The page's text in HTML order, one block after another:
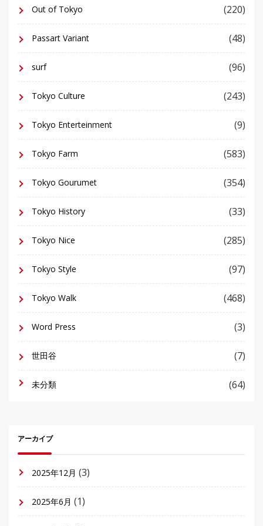
Out of Tokyo (220)
Passart Variant (48)
surf (96)
Tokyo Culture (243)
Tokyo Enterteinment (9)
Tokyo Farm (583)
Tokyo Gourumet (354)
Tokyo History (33)
Tokyo Nice (285)
Tokyo Style (97)
Tokyo Walk (468)
Word Press (3)
世田谷 (7)
未分類 (64)
アーカイブ
2025年12月 (3)
2025年6月 (1)